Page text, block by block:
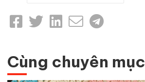
Cùng chuyên mục